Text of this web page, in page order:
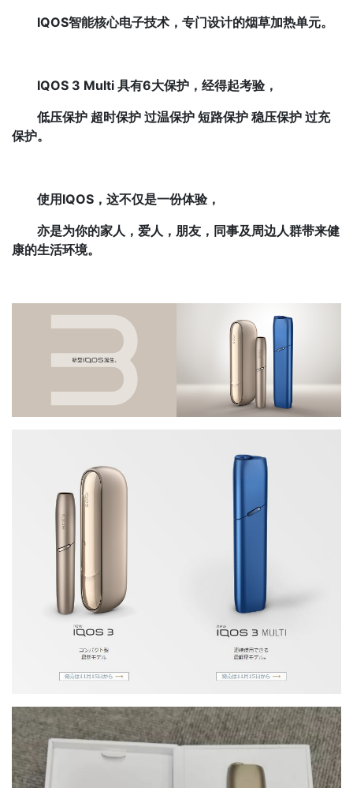
IQOS智能核心电子技术，专门设计的烟草加热单元。
IQOS 3 Multi 具有6大保护，经得起考验，
低压保护 超时保护 过温保护 短路保护 稳压保护 过充
保护。
使用IQOS，这不仅是一份体验，
亦是为你的家人，爱人，朋友，同事及周边人群带来健
康的生活环境。